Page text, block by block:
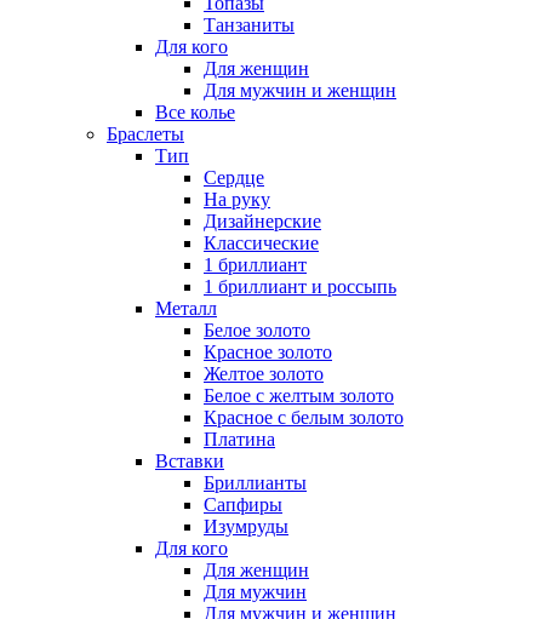
Танзаниты
Для кого
Для женщин
Для мужчин и женщин
Все колье
Браслеты
Тип
Сердце
На руку
Дизайнерские
Классические
1 бриллиант
1 бриллиант и россыпь
Металл
Белое золото
Красное золото
Желтое золото
Белое с желтым золото
Красное с белым золото
Платина
Вставки
Бриллианты
Сапфиры
Изумруды
Для кого
Для женщин
Для мужчин
Для мужчин и женщин